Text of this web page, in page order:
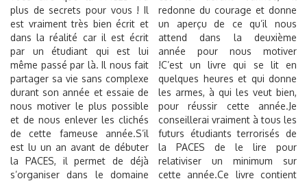
plus de secrets pour vous ! Il
est vraiment très bien écrit et
dans la réalité car il est écrit
par un étudiant qui est lui
même passé par là. Il nous fait
partager sa vie sans complexe
durant son année et essaie de
nous motiver le plus possible
et de nous enlever les clichés
de cette fameuse année.S’il
est lu un an avant de débuter
la PACES, il permet de déjà
s’organiser dans le domaine
redonne du courage et donne
un aperçu de ce qu’il nous
attend dans la deuxième
année pour nous motiver
!C’est un livre qui se lit en
quelques heures et qui donne
les armes, à qui les veut bien,
pour réussir cette année.Je
conseillerai vraiment à tous les
futurs étudiants terrorisés de
la PACES de le lire pour
relativiser un minimum sur
cette année.Ce livre contient